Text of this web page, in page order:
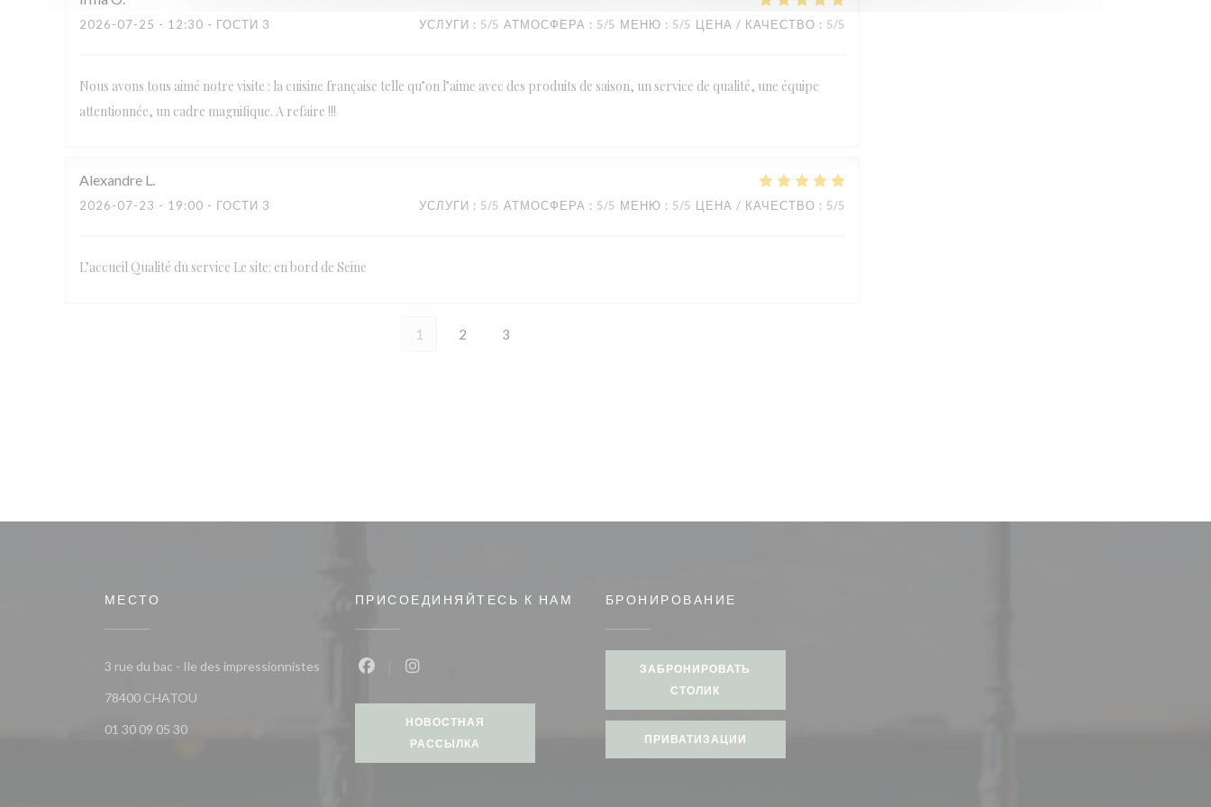
2026-07-25 - 12:30 - ГОСТИ 3 УСЛУГИ : 5/5 АТМОСФЕРА : 5/5 МЕНЮ : 5/5 ЦЕНА / КАЧЕСТВО : 5/5
Nous avons tous aimé notre visite : la cuisine française telle qu’on l’aime avec des produits de saison, un service de qualité, une équipe
attentionnée, un cadre magnifique. A refaire !!!
Alexandre L
2026-07-23 - 19:00 - ГОСТИ 3 УСЛУГИ : 5/5 АТМОСФЕРА : 5/5 МЕНЮ : 5/5 ЦЕНА / КАЧЕСТВО : 5/5
L’accueil Qualité du service Le site: en bord de Seine
1 2 3
МЕСТО
3 rue du bac - Ile des impressionnistes
78400 CHATOU((открывается в новом окне))
01 30 09 05 30
ПРИСОЕДИНЯЙТЕСЬ К НАМ
Instagram ((открывается в новом окне))
НОВОСТНАЯ
РАССЫЛКА
БРОНИРОВАНИЕ
ЗАБРОНИРОВАТЬ
СТОЛИК
ПРИВАТИЗАЦИИ